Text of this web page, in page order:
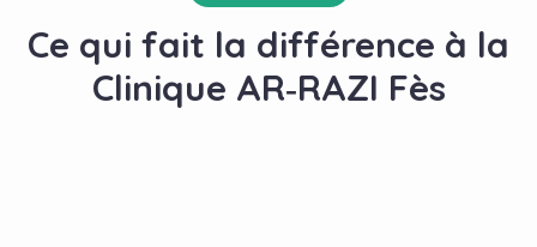
Ce qui fait la différence à la
Clinique AR‑RAZI Fès